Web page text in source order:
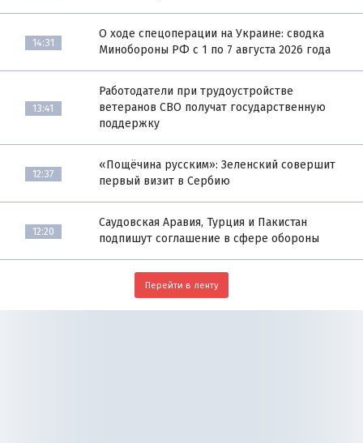
14:31
О ходе спецоперации на Украине: сводка
Минобороны РФ с 1 по 7 августа 2026 года
13:41
Работодатели при трудоустройстве
ветеранов СВО получат государственную
поддержку
12:37
«Пощёчина русским»: Зеленский совершит
первый визит в Сербию
12:20
Саудовская Аравия, Турция и Пакистан
подпишут соглашение в сфере обороны
Перейти в ленту